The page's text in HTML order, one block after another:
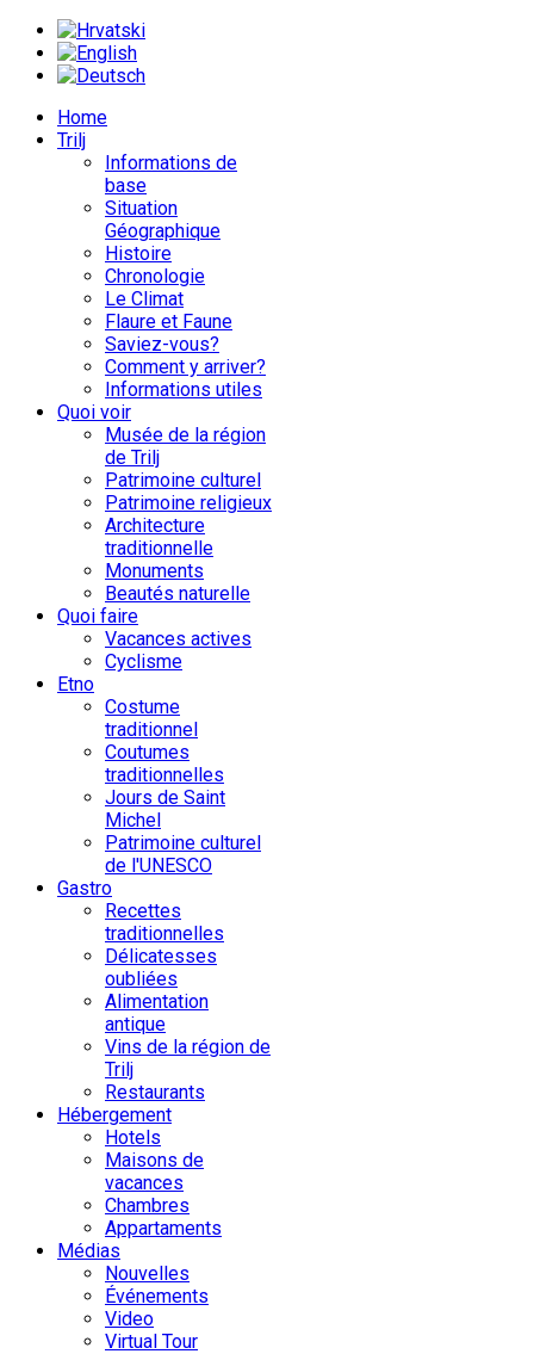
Home
Trilj
Informations de
base
Situation
Géographique
Histoire
Chronologie
Le Climat
Flaure et Faune
Saviez-vous?
Comment y arriver?
Informations utiles
Quoi voir
Musée de la région
de Trilj
Patrimoine culturel
Patrimoine religieux
Architecture
traditionnelle
Monuments
Beautés naturelle
Quoi faire
Vacances actives
Cyclisme
Etno
Costume
traditionnel
Coutumes
traditionnelles
Jours de Saint
Michel
Patrimoine culturel
de l'UNESCO
Gastro
Recettes
traditionnelles
Délicatesses
oubliées
Alimentation
antique
Vins de la région de
Trilj
Restaurants
Hébergement
Hotels
Maisons de
vacances
Chambres
Appartaments
Médias
Nouvelles
Événements
Video
Virtual Tour